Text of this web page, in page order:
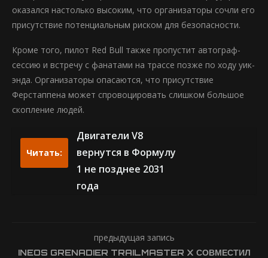
оказался настолько высоким, что организаторы сочли его
присутствие потенциальным риском для безопасности.
Кроме того, пилот Red Bull также пропустит автограф-
сессию и встречу с фанатами на трассе позже по ходу уик-
энда. Организаторы опасаются, что присутствие
Ферстаппена может спровоцировать слишком большое
скопление людей.
Читать:
Двигатели V8
вернутся в Формулу
1 не позднее 2031
года
предыдущая запись
INEOS GRENADIER TRAILMASTER X СОВМЕСТИЛ